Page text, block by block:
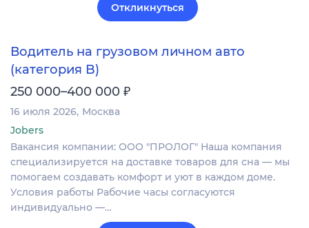
Откликнуться
Водитель на грузовом личном авто
(категория B)
250 000–400 000 ₽
16 июля 2026 Москва
Jobers
Вакансия компании: ООО "ПРОЛОГ" Наша компания
специализируется на доставке товаров для сна — мы
помогаем создавать комфорт и уют в каждом доме.
Условия работы Рабочие часы согласуются
индивидуально —…